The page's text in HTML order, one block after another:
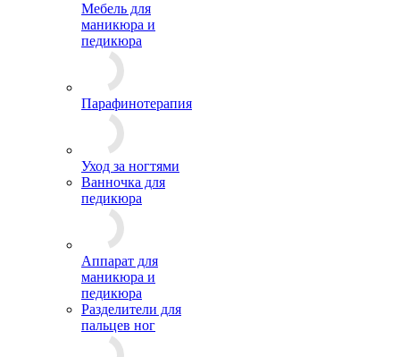
Мебель для
маникюра и
педикюра
Парафинотерапия
Уход за ногтями
Ванночка для
педикюра
Аппарат для
маникюра и
педикюра
Разделители для
пальцев ног